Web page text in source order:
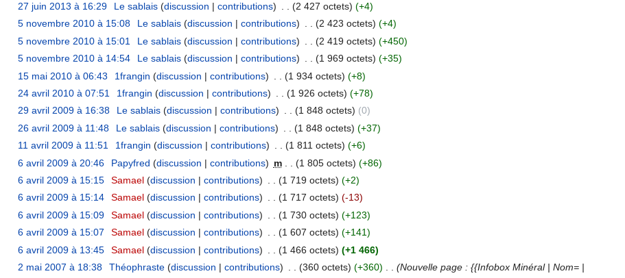
27 juin 2013 à 16:29 Le sablais (discussion | contributions) (2 427 octets) (+4)
5 novembre 2010 à 15:08 Le sablais (discussion | contributions) . . (2 423 octets) (+4)
5 novembre 2010 à 15:01 Le sablais (discussion | contributions) (2 419 octets) (+450)
5 novembre 2010 à 14:54 Le sablais (discussion | contributions) . . (1 969 octets) (+35)
15 mai 2010 à 06:43 1frangin (discussion | contributions) (1 934 octets) (+8)
24 avril 2010 à 07:51 1frangin (discussion | contributions) (1 926 octets) (+78)
29 avril 2009 à 16:38 Le sablais (discussion | contributions) . . (1 848 octets) (0)
26 avril 2009 à 11:48 Le sablais (discussion | contributions) (1 848 octets) (+37)
11 avril 2009 à 11:51 1frangin (discussion | contributions) (1 811 octets) (+6)
6 avril 2009 à 20:46 Papyfred (discussion | contributions) m (1 805 octets) (+86)
6 avril 2009 à 15:15 Samael (discussion | contributions) (1 719 octets) (+2)
6 avril 2009 à 15:14 Samael (discussion | contributions) . . (1 717 octets) (-13)
6 avril 2009 à 15:09 Samael (discussion | contributions) (1 730 octets) (+123)
6 avril 2009 à 15:07 Samael (discussion | contributions) (1 607 octets) (+141)
6 avril 2009 à 13:45 Samael (discussion | contributions) (1 466 octets) (+1 466)
2 mai 2007 à 18:38 Théophraste (discussion | contributions) (360 octets) (+360)
(Nouvelle page : {{Infobox Minéral | Nom= |